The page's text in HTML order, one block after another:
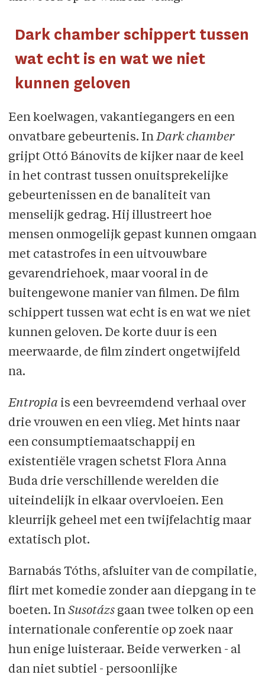
Dark chamber schippert tussen
wat echt is en wat we niet
kunnen geloven
Een koelwagen, vakantiegangers en een
onvatbare gebeurtenis. InDark chamber
grijpt Ottó Bánovits de kijker naar de keel
in het contrast tussen onuitsprekelijke
gebeurtenissen en de banaliteit van
menselijk gedrag. Hij illustreert hoe
mensen onmogelijk gepast kunnen omgaan
met catastrofes in een uitvouwbare
gevarendriehoek, maar vooral in de
buitengewone manier van filmen. De film
schippert tussen wat echt is en wat we niet
kunnen geloven. De korte duur is een
meerwaarde, de film zindert ongetwijfeld
na.
Entropia is een bevreemdend verhaal over
drie vrouwen en een vlieg. Met hints naar
een consumptiemaatschappij en
existentiële vragen schetst Flora Anna
Buda drie verschillende werelden die
uiteindelijk in elkaar overvloeien. Een
kleurrijk geheel met een twijfelachtig maar
extatisch plot.
Barnabás Tóths, afsluiter van de compilatie,
flirt met komedie zonder aan diepgang in te
boeten. In Susotázs gaan twee tolken op een
internationale conferentie op zoek naar
hun enige luisteraar. Beide verwerken - al
dan niet subtiel - persoonlijke